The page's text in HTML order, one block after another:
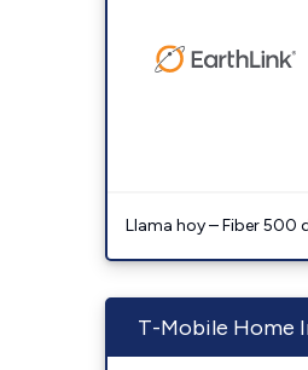
Llama hoy – Fiber 500
T-Mobile Home